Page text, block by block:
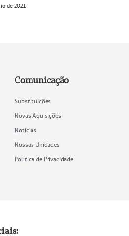
de 2021
Comunicação
Substituições
Novas Aquisições
Notícias
Nossas Unidades
Política de Privacidade